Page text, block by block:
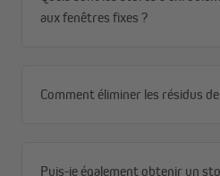
aux fenêtres fixes ?
Comment éliminer les résidus
Puis-je également obtenir un